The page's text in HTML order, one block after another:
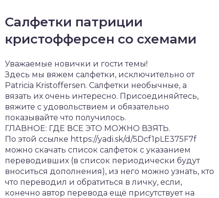
Салфетки патриции
кристофферсен со схемами
Уважаемые новички и гости темы!
Здесь мы вяжем салфетки, исключительно от
Patricia Kristoffersen. Салфетки необычные, а
вязать их очень интересно. Присоединяйтесь,
вяжите с удовольствием и обязательно
показывайте что получилось.
ГЛАВНОЕ: ГДЕ ВСЕ ЭТО МОЖНО ВЗЯТЬ.
По этой ссылке https://yadi.sk/d/5Dcf1pLE375F7f
можно скачать список салфеток с указанием
переводивших (в список периодически будут
вноситься дополнения), из него можно узнать, кто
что переводил и обратиться в личку, если,
конечно автор перевода ещё присутствует на